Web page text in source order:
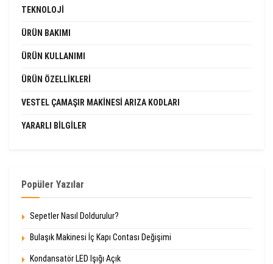
TEKNOLOJI
ÜRÜN BAKIMI
ÜRÜN KULLANIMI
ÜRÜN ÖZELLIKLERI
VESTEL ÇAMAŞIR MAKINESI ARIZA KODLARI
YARARLI BILGILER
Popüler Yazılar
Sepetler Nasıl Doldurulur?
Bulaşık Makinesi İç Kapı Contası Değişimi
Kondansatör LED Işığı Açık